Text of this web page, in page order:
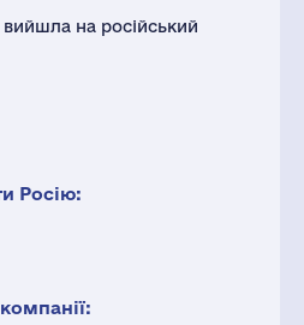
на російський
Росію: